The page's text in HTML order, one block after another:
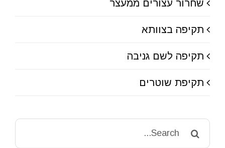
שחרור עצורים ממעצר
תקיפה בצוותא
תקיפה לשם גניבה
תקיפת שוטרים
Search
for: